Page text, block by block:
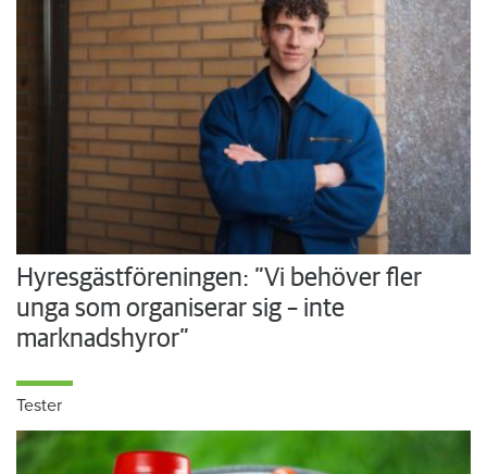
Hyresgästföreningen: ”Vi behöver fler
unga som organiserar sig – inte
marknadshyror”
Tester